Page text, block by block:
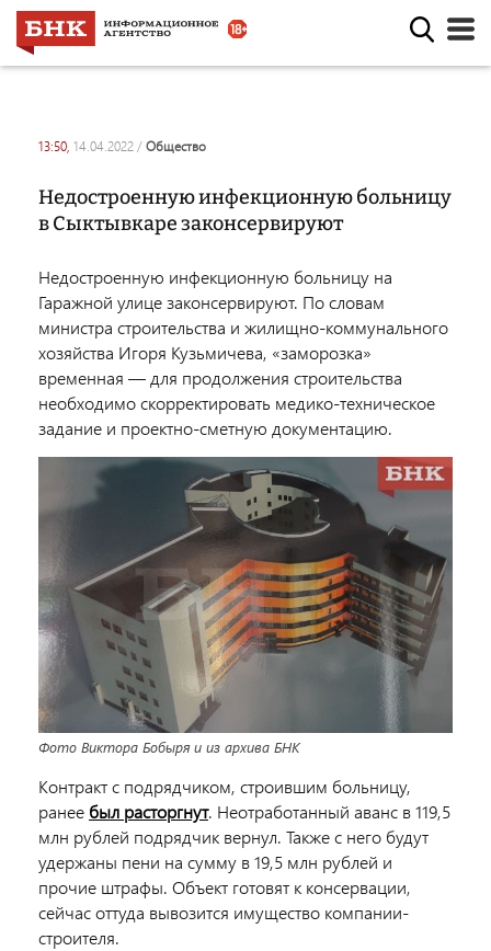
13:50, 14.04.2022 / общество
Недостроенную инфекционную больницу
в Сыктывкаре законсервируют
Недостроенную инфекционную больницу на
Гаражной улице законсервируют. По словам
министра строительства и жилищно-коммунального
хозяйства Игоря Кузьмичева, «заморозка»
временная ― для продолжения строительства
необходимо скорректировать медико-техническое
задание и проектно-сметную документацию.
Фото Виктора Бобыря и из архива БНК
Контракт с подрядчиком, строившим больницу,
ранее был расторгнут. Неотработанный аванс в 119,5
млн рублей подрядчик вернул. Также с него будут
удержаны пени на сумму в 19,5 млн рублей и
прочие штрафы. Объект готовят к консервации,
сейчас оттуда вывозится имущество компании-
строителя.